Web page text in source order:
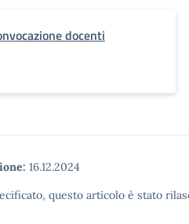
docenti
16.12.2024
questo articolo è stato